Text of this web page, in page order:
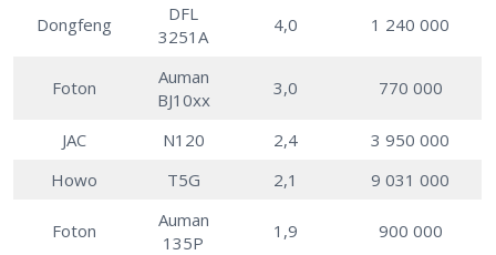
Dongfeng
DFL
3251A
4,0 1 240 000
Foton
Auman
BJ10xx
3,0 770 000
JAC N120 2,4
3 950 000
Howo
T5G 2,1 9 031 000
Foton
Auman
135P
1,9 900 000